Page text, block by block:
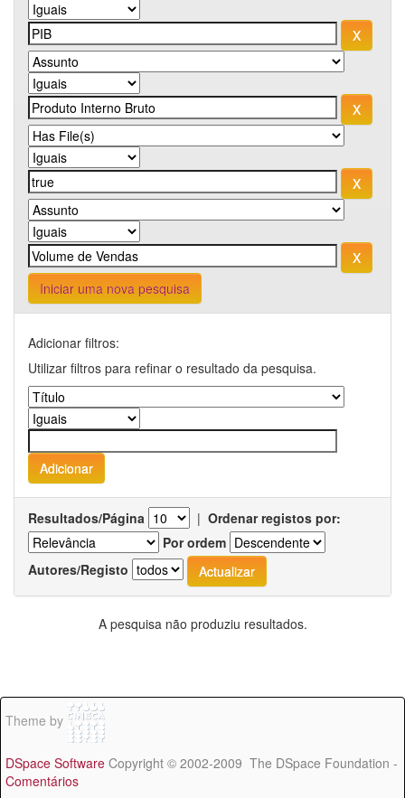
Iniciar uma nova pesquisa
Adicionar filtros:
Utilizar filtros para refinar o resultado da pesquisa.
Resultados/Página | Ordenar registos por:
Por ordem
Autores/Registo
A pesquisa não produziu resultados.
Theme by
DSpace Software Copyright © 2002-2009 The DSpace Foundation -
Comentários